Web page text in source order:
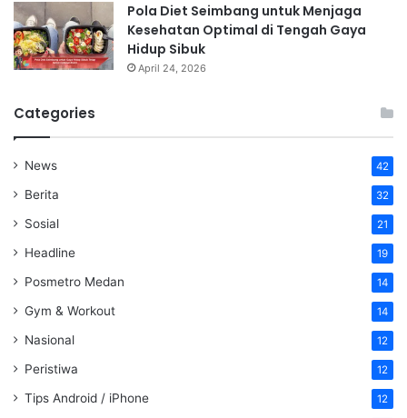
Pola Diet Seimbang untuk Menjaga
Kesehatan Optimal di Tengah Gaya
Hidup Sibuk
April 24, 2026
Categories
News 42
Berita 32
Sosial 21
Headline 19
Posmetro Medan 14
Gym & Workout 14
Nasional 12
Peristiwa 12
Tips Android / iPhone 12